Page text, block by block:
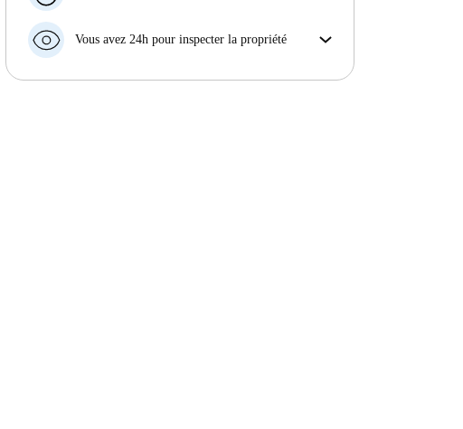
préavis, nous allons soit (A) vous payer une chambre
soit (B) vous rembourser en totalité.
Vous avez 24h pour inspecter la propriété